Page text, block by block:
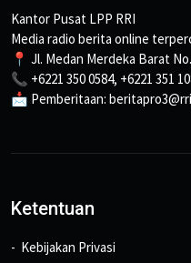
Kantor Pusat LPP RRI
Media radio berita online
📍 Jl. Medan Merdeka Barat
📞 +6221 350 0584, +6221 351
📩 Pemberitaan:
Ketentuan
Kebijakan Privasi